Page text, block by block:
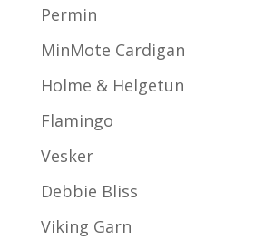
Permin
MinMote Cardigan
Holme & Helgetun
Flamingo
Vesker
Debbie Bliss
Viking Garn